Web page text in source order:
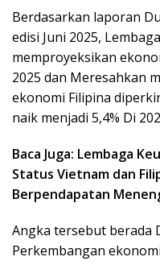
Berdasarkan laporan
edisi Juni 2025,
memproyeksikan
2025 dan Meresahkan
ekonomi Filipina
naik menjadi 5,4% Di
Baca Juga: Lembaga
Status Vietnam dan
Berpendapatan
Angka tersebut berada
Perkembangan